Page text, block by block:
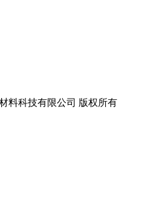
料科技有限公司 版权所有